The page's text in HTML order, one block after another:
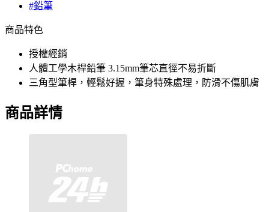
#鉛筆
商品特色
授權經銷
人體工學木桿鉛筆 3.15mm筆芯直徑不易折斷
三角型筆桿，輕鬆好握，筆身特殊處理，防滑不傷肌膚
商品詳情